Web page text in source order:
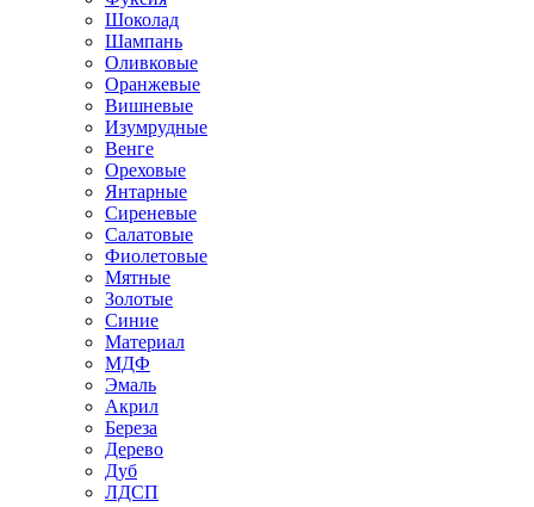
Шоколад
Шампань
Оливковые
Оранжевые
Вишневые
Изумрудные
Венге
Ореховые
Янтарные
Сиреневые
Салатовые
Фиолетовые
Мятные
Золотые
Синие
Материал
МДФ
Эмаль
Акрил
Береза
Дерево
Дуб
ЛДСП